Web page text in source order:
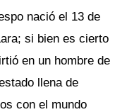
nació el 13 de
si bien es cierto
en un hombre de
llena de
con el mundo